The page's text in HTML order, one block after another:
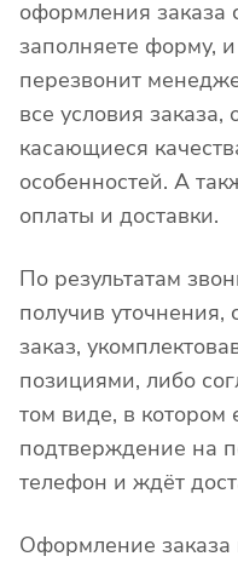
оформления заказа
заполняете форму,
перезвонит
все условия заказа,
касающиеся
особенностей. А
оплаты и доставки.
По результатам
получив уточнения,
заказ,
позициями, либо
том виде, в котором
подтверждение на
телефон и ждёт
Оформление